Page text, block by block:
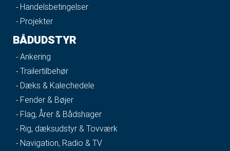
Handelsbetingelser
Projekter
BÅDUDSTYR
Ankering
Trailertilbehør
Dæks & Kalechedele
Fender & Bøjer
Flag, Årer & Bådshager
Rig, dæksudstyr & Tovværk
Navigation, Radio & TV